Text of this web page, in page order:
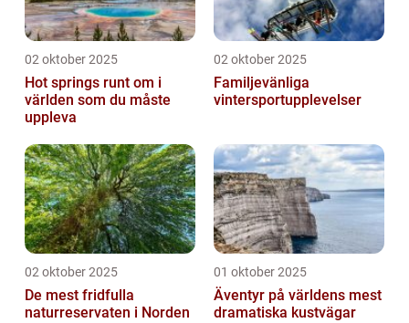
02 oktober 2025
Hot springs runt om i
världen som du måste
uppleva
02 oktober 2025
Familjevänliga
vintersportupplevelser
02 oktober 2025
De mest fridfulla
naturreservaten i Norden
01 oktober 2025
Äventyr på världens mest
dramatiska kustvägar